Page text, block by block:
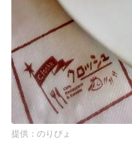
のりぴょ